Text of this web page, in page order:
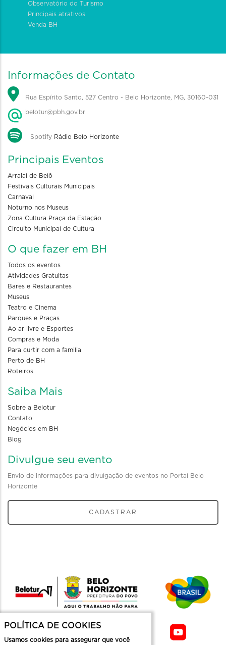
Observatório do Turismo
Principais atrativos
Venda BH
Informações de Contato
Rua Espírito Santo, 527 Centro - Belo Horizonte, MG, 30160-031
belotur@pbh.gov.br
Spotify Rádio Belo Horizonte
Principais Eventos
Arraial de Belô
Festivais Culturais Municipais
Carnaval
Noturno nos Museus
Zona Cultura Praça da Estação
Circuito Municipal de Cultura
O que fazer em BH
Todos os eventos
Atividades Gratuitas
Bares e Restaurantes
Museus
Teatro e Cinema
Parques e Praças
Ao ar livre e Esportes
Compras e Moda
Para curtir com a familia
Perto de BH
Roteiros
Saiba Mais
Sobre a Belotur
Contato
Negócios em BH
Blog
Divulgue seu evento
Envio de informações para divulgação de eventos no Portal Belo
Horizonte
CADASTRAR
POLÍTICA DE COOKIES
Usamos cookies para assegurar que você